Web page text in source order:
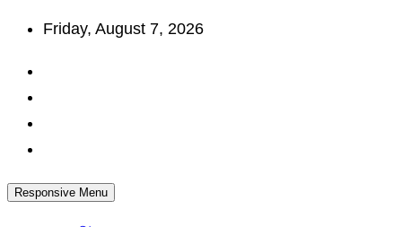
Skip
content
Friday, August 7, 2026
Responsive Menu